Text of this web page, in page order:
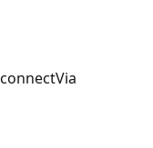
connectVia